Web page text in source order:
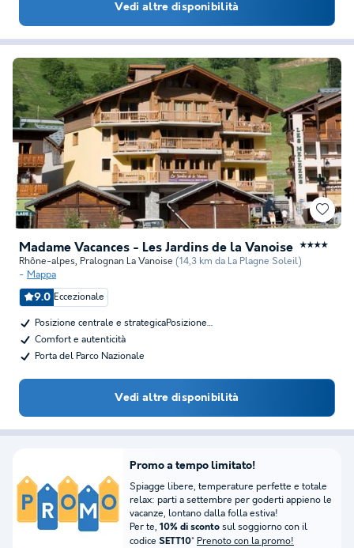
Vedi altre disponibilità
Madame Vacances - Les Jardins de la Vanoise ★★★★
Rhône-alpes, Pralognan La Vanoise (14,3 km da La Plagne Soleil)
Mappa
9.0 Eccezionale
Posizione centrale e strategicaPosizione…
Comfort e autenticità
Porta del Parco Nazionale
Vedi altre disponibilità
Promo a tempo limitato!
Spiagge libere, temperature perfette e totale
relax: parti a settembre per goderti appieno le
vacanze, lontano dalla folla estiva!
Per te, 10% di sconto sul soggiorno con il
codice SETT10* Prenoto con la promo!